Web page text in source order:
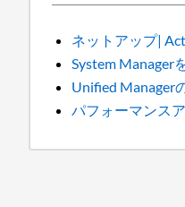
ネットアップ|
System Manager
Unified Manager
パフォーマンス